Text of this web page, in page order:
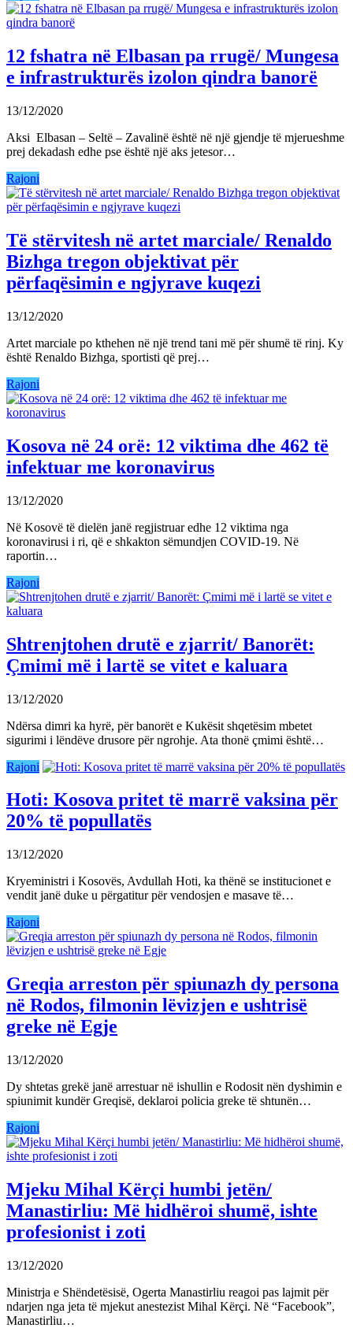
12 fshatra në Elbasan pa rrugë/ Mungesa
e infrastrukturës izolon qindra banorë
13/12/2020
Aksi Elbasan – Seltë – Zavalinë është në një gjendje të mjerueshme
prej dekadash edhe pse është një aks jetesor…
Rajoni
Të stërvitesh në artet marciale/ Renaldo
Bizhga tregon objektivat për
përfaqësimin e ngjyrave kuqezi
13/12/2020
Artet marciale po kthehen në një trend tani më për shumë të rinj. Ky
është Renaldo Bizhga, sportisti që prej…
Rajoni
Kosova në 24 orë: 12 viktima dhe 462 të
infektuar me koronavirus
13/12/2020
Në Kosovë të dielën janë regjistruar edhe 12 viktima nga
koronavirusi i ri, që e shkakton sëmundjen COVID-19. Në
raportin…
Rajoni
Shtrenjtohen drutë e zjarrit/ Banorët:
Çmimi më i lartë se vitet e kaluara
13/12/2020
Ndërsa dimri ka hyrë, për banorët e Kukësit shqetësim mbetet
sigurimi i lëndëve drusore për ngrohje. Ata thonë çmimi është…
Rajoni
Hoti: Kosova pritet të marrë vaksina për
20% të popullatës
13/12/2020
Kryeministri i Kosovës, Avdullah Hoti, ka thënë se institucionet e
vendit janë duke u përgatitur për vendosjen e masave të…
Rajoni
Greqia arreston për spiunazh dy persona
në Rodos, filmonin lëvizjen e ushtrisë
greke në Egje
13/12/2020
Dy shtetas grekë janë arrestuar në ishullin e Rodosit nën dyshimin e
spiunimit kundër Greqisë, deklaroi policia greke të shtunën…
Rajoni
Mjeku Mihal Kërçi humbi jetën/
Manastirliu: Më hidhëroi shumë, ishte
profesionist i zoti
13/12/2020
Ministrja e Shëndetësisë, Ogerta Manastirliu reagoi pas lajmit për
ndarjen nga jeta të mjekut anestezist Mihal Kërçi. Në “Facebook”,
Manastirliu…